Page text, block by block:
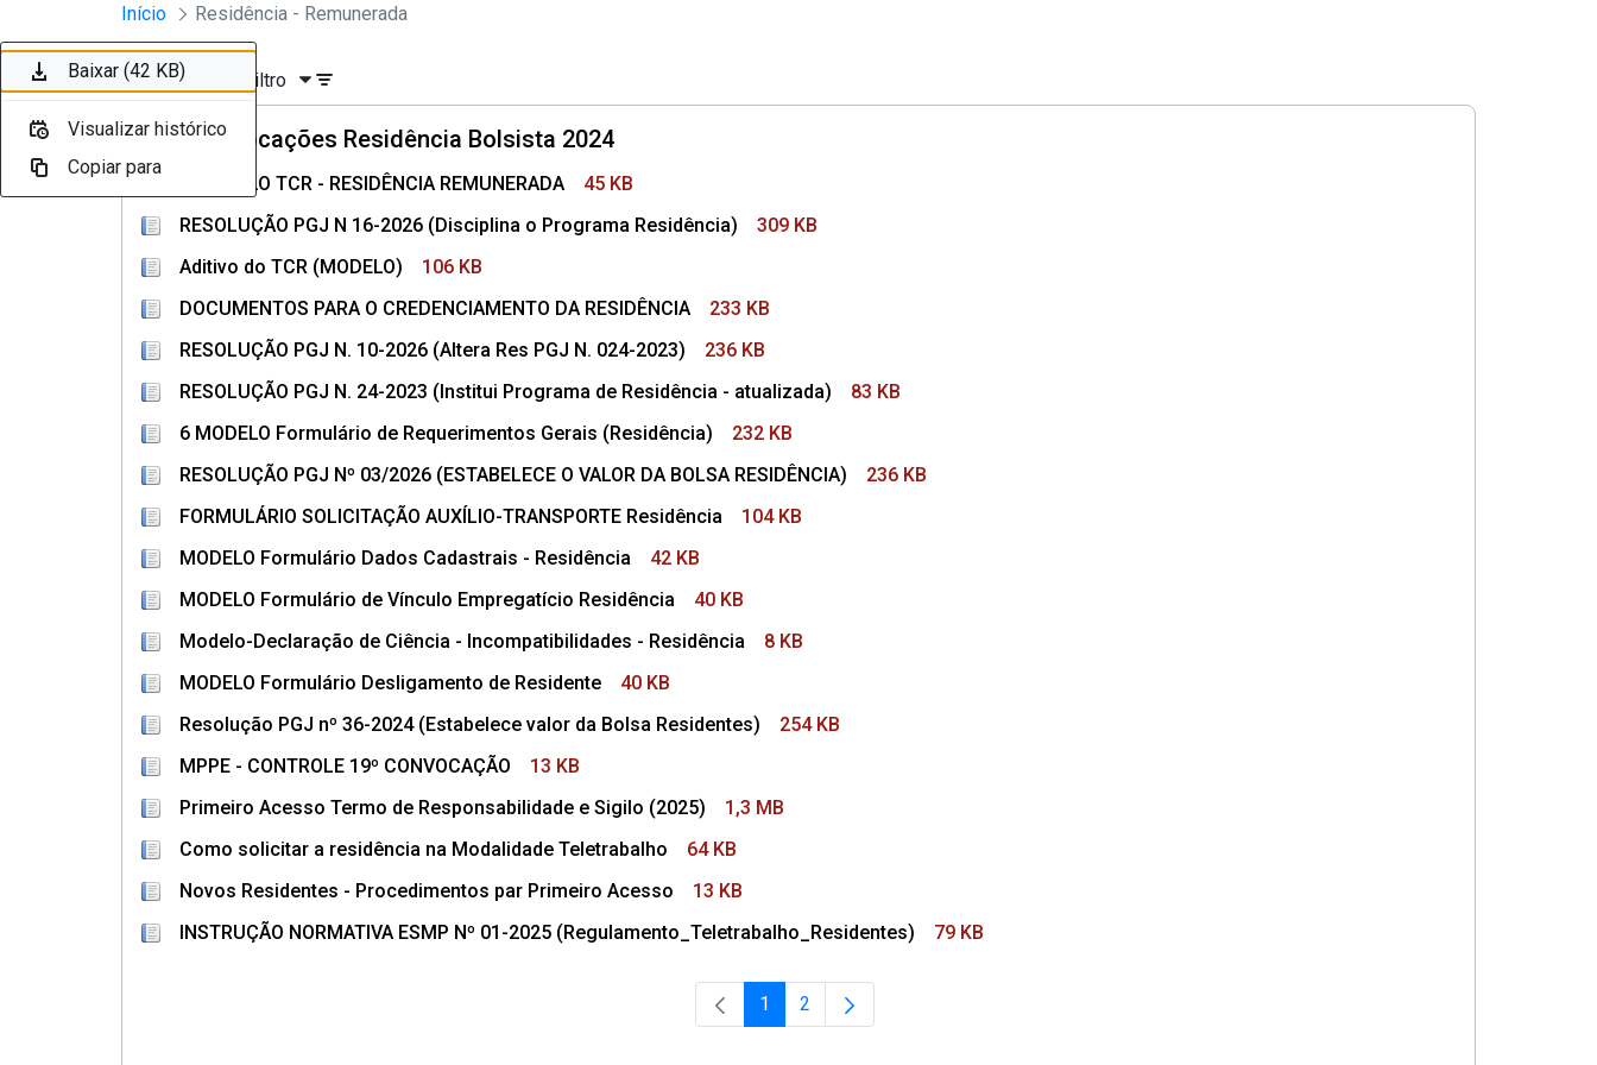
Pular para o Conteúdo principal
Divisão Minima - Escola Superior
Início Residência - Remunerada
Ordenar Filtro
Convocações Residência Bolsista 2024
4 MODELO TCR - RESIDÊNCIA REMUNERADA
45 KB
RESOLUÇÃO PGJ N 16-2026 (Disciplina o Programa Residência)
309 KB
Aditivo do TCR (MODELO)
106 KB
DOCUMENTOS PARA O CREDENCIAMENTO DA RESIDÊNCIA
233 KB
RESOLUÇÃO PGJ N. 10-2026 (Altera Res PGJ N. 024-2023)
236 KB
RESOLUÇÃO PGJ N. 24-2023 (Institui Programa de Residência - atualizada)
83 KB
6 MODELO Formulário de Requerimentos Gerais (Residência)
232 KB
RESOLUÇÃO PGJ Nº 03/2026 (ESTABELECE O VALOR DA BOLSA RESIDÊNCIA)
236 KB
FORMULÁRIO SOLICITAÇÃO AUXÍLIO-TRANSPORTE Residência
104 KB
MODELO Formulário Dados Cadastrais - Residência
42 KB
MODELO Formulário de Vínculo Empregatício Residência
40 KB
Modelo-Declaração de Ciência - Incompatibilidades - Residência
8 KB
MODELO Formulário Desligamento de Residente
40 KB
Resolução PGJ nº 36-2024 (Estabelece valor da Bolsa Residentes)
254 KB
MPPE - CONTROLE 19º CONVOCAÇÃO
13 KB
Primeiro Acesso Termo de Responsabilidade e Sigilo (2025)
1,3 MB
Como solicitar a residência na Modalidade Teletrabalho
64 KB
Novos Residentes - Procedimentos par Primeiro Acesso
13 KB
INSTRUÇÃO NORMATIVA ESMP Nº 01-2025 (Regulamento_Teletrabalho_Residentes)
79 KB
Página
1 Página
2
Baixar (45 KB)
Visualizar histórico
Copiar para
Baixar (309 KB)
Visualizar histórico
Copiar para
Baixar (106 KB)
Visualizar histórico
Copiar para
Baixar (233 KB)
Visualizar histórico
Copiar para
Baixar (236 KB)
Visualizar histórico
Copiar para
Baixar (83 KB)
Visualizar histórico
Copiar para
Baixar (232 KB)
Visualizar histórico
Copiar para
Baixar (236 KB)
Visualizar histórico
Copiar para
Baixar (104 KB)
Visualizar histórico
Copiar para
Baixar (42 KB)
Visualizar histórico
Copiar para